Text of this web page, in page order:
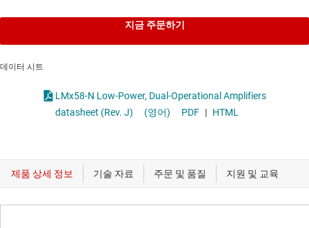
지금 주문하기
데이터 시트
LMx58-N Low-Power, Dual-Operational Amplifiers
datasheet (Rev. J)
(영어) PDF | HTML